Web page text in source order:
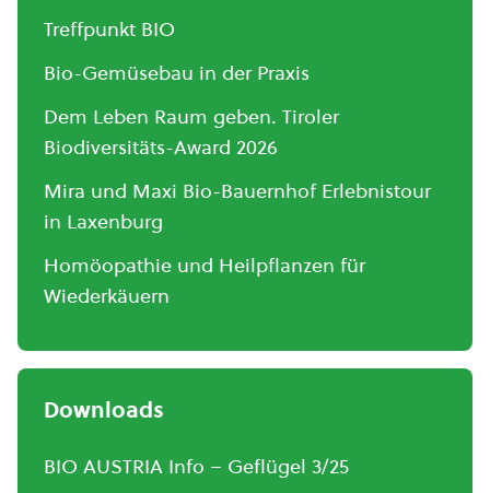
Treffpunkt BIO
Bio-Gemüsebau in der Praxis
Dem Leben Raum geben. Tiroler
Biodiversitäts-Award 2026
Mira und Maxi Bio-Bauernhof Erlebnistour
in Laxenburg
Homöopathie und Heilpflanzen für
Wiederkäuern
Downloads
BIO AUSTRIA Info – Geflügel 3/25